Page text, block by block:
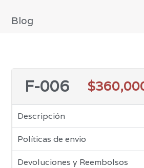
Blog
F-006 $
Descripción
Políticas de envio
Devoluciones y Reembolsos